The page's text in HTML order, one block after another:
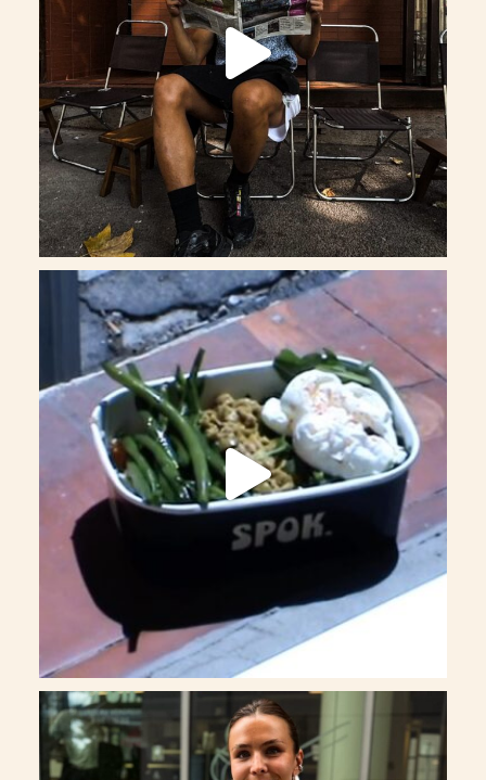
La salade de l’été a enfin trouvé son nom.
34 1
Des cerises, une meringue dorée, et les mains de
232 16